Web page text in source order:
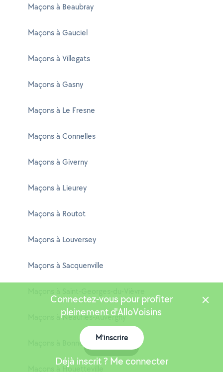
Maçons à Beaubray
Maçons à Gauciel
Maçons à Villegats
Maçons à Gasny
Maçons à Le Fresne
Maçons à Connelles
Maçons à Giverny
Maçons à Lieurey
Maçons à Routot
Maçons à Louversey
Maçons à Sacquenville
Maçons à Neaufles-Auvergny
Maçons à Bonneville-Aptot
Maçons à Houetteville
Connectez-vous pour profiter
pleinement d'AlloVoisins
M'inscrire
Déjà inscrit ? Me connecter